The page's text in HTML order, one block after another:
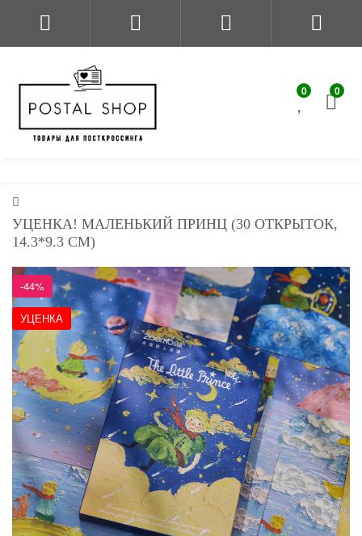
0 0
УЦЕНКА! МАЛЕНЬКИЙ ПРИНЦ (30 ОТКРЫТОК,
14.3*9.3 СМ)
-44%
УЦЕНКА